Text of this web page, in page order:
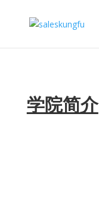
学院简介